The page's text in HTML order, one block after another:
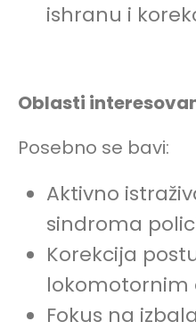
ishranu i
Oblasti
Posebno se bavi:
Aktivno
sindroma
Korekcija
lokomotornim
Fokus na